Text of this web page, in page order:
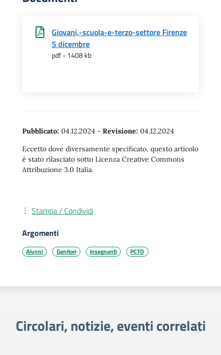
Giovani,-scuola-e-terzo-settore Firenze
5 dicembre
pdf - 1408 kb
Pubblicato: 04.12.2024 - Revisione: 04.12.2024
Eccetto dove diversamente specificato, questo articolo
è stato rilasciato sotto Licenza Creative Commons
Attribuzione 3.0 Italia.
Stampa / Condividi
Argomenti
Alunni Genitori Insegnanti PCTO
Circolari, notizie, eventi correlati